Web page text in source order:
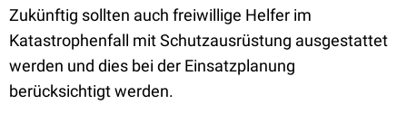
Zukünftig sollten auch freiwillige Helfer im
Katastrophenfall mit Schutzausrüstung ausgestattet
werden und dies bei der Einsatzplanung
berücksichtigt werden.